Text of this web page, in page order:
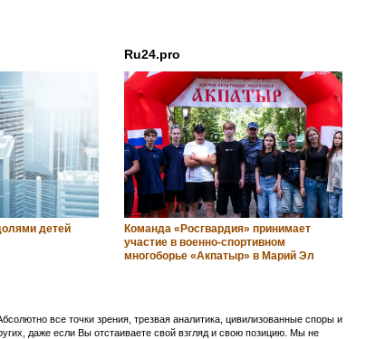
детей
Ru24.pro
Команда «Росгвардия» принимает
участие в военно-спортивном
многоборье «Акпатыр» в Марий Эл
все точки зрения, трезвая аналитика, цивилизованные споры и
даже если Вы отстаиваете свой взгляд и свою позицию. Мы не